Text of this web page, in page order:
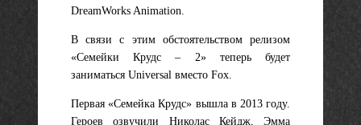
DreamWorks Animation.
В связи с этим обстоятельством релизом
«Семейки Крудс – 2»теперь будет
заниматься Universal вместо Fox.
Первая «Семейка Крудс» вышла в 2013 году.
Героев озвучили Николас Кейдж, Эмма